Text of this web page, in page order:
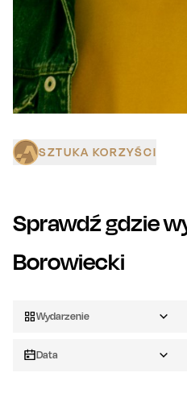
SZTUKA KORZYŚCI
Sprawdź gdzie
Borowiecki
Wydarzenie
Data